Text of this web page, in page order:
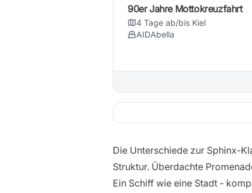
90er Jahre Mottokreuzfahrt
4 Tage ab/bis Kiel
AIDAbella
Die Unterschiede zur Sphinx-
Struktur. Überdachte
Ein Schiff wie eine Stadt -